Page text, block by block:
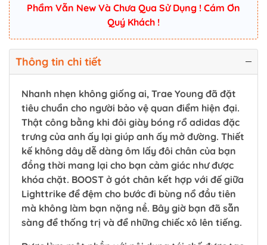
Phẩm Vẫn New Và Chưa Qua Sử Dụng ! Cám Ơn
Quý Khách !
Thông tin chi tiết
Nhanh nhẹn không giống ai, Trae Young đã đặt
tiêu chuẩn cho người bảo vệ quan điểm hiện đại.
Thật công bằng khi đôi giày bóng rổ adidas đặc
trưng của anh ấy lại giúp anh ấy mở đường. Thiết
kế không dây dễ dàng ôm lấy đôi chân của bạn
đồng thời mang lại cho bạn cảm giác như được
khóa chặt. BOOST ở gót chân kết hợp với đế giữa
Lighttrike để đệm cho bước đi bùng nổ đầu tiên
mà không làm bạn nặng nề. Bây giờ bạn đã sẵn
sàng để thống trị và để những chiếc xô lên tiếng.